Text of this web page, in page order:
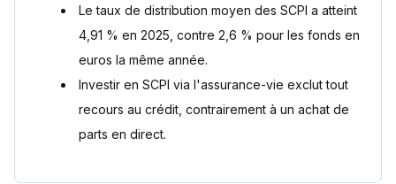
Le taux de distribution moyen des SCPI a atteint
4,91 % en 2025, contre 2,6 % pour les fonds en
euros la même année.
Investir en SCPI via l'assurance-vie exclut tout
recours au crédit, contrairement à un achat de
parts en direct.